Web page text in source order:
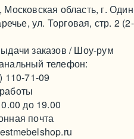
Московская область, г.
ул. Торговая, стр. 2
заказов / Шоу-рум
телефон:
110-71-09
до 19.00
почта